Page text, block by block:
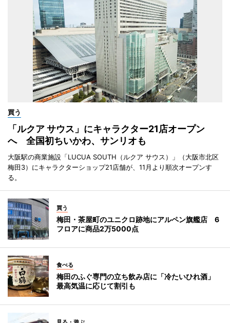
買う
「ルクア サウス」にキャラクター21店オープン
へ 全国初ちいかわ、サンリオも
大阪駅の商業施設「LUCUA SOUTH（ルクア サウス）」（大阪市北区
梅田3）にキャラクターショップ21店舗が、11月より順次オープンす
る。
買う
梅田・茶屋町のユニクロ跡地にアルペン旗艦店 6
フロアに商品2万5000点
食べる
梅田のふぐ専門の立ち飲み店に「冷たいひれ酒」
最高気温に応じて割引も